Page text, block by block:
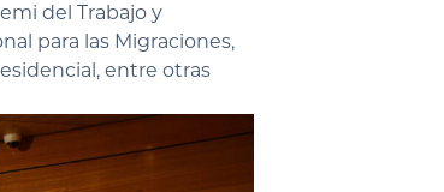
del Trabajo y
para las Migraciones,
entre otras